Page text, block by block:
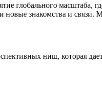
масштаба,
знакомства и связи.
ниш, которая